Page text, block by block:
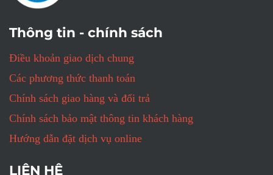
Thông tin - chính sách
Điều khoản giao dịch chung
Các phương thức thanh toán
Chính sách giao hàng và đổi trả
Chính sách bảo mật thông tin khách hàng
Hướng dẫn đặt dịch vụ online
LIÊN HỆ